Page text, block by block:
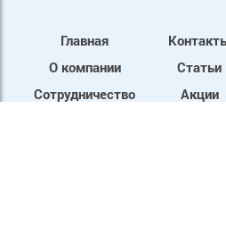
Главная
О компании
Сотрудничество
Статьи
Акции